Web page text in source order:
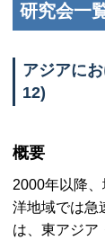
研究会一
アジアに
12)
概要
2000年以降
洋地域では急
は、東アジア